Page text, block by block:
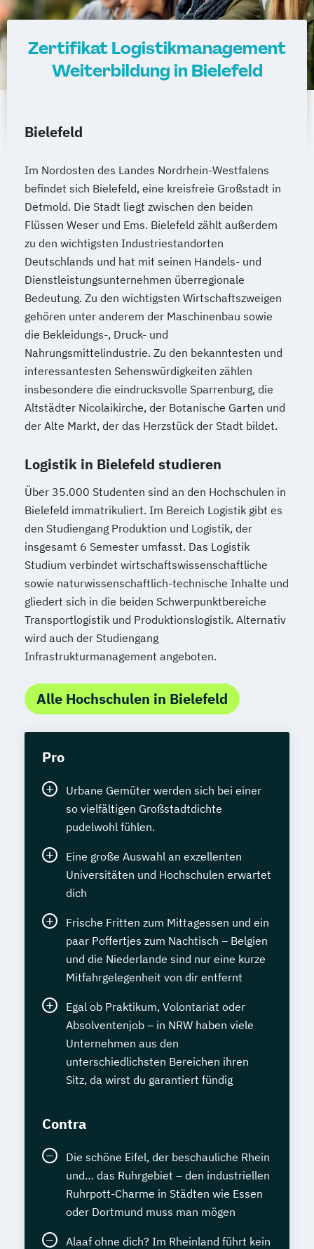
Zertifikat Logistikmanagement
Weiterbildung in Bielefeld
Bielefeld
Im Nordosten des Landes Nordrhein-Westfalens
befindet sich Bielefeld, eine kreisfreie Großstadt in
Detmold. Die Stadt liegt zwischen den beiden
Flüssen Weser und Ems. Bielefeld zählt außerdem
zu den wichtigsten Industriestandorten
Deutschlands und hat mit seinen Handels- und
Dienstleistungsunternehmen überregionale
Bedeutung. Zu den wichtigsten Wirtschaftszweigen
gehören unter anderem der Maschinenbau sowie
die Bekleidungs-, Druck- und
Nahrungsmittelindustrie. Zu den bekanntesten und
interessantesten Sehenswürdigkeiten zählen
insbesondere die eindrucksvolle Sparrenburg, die
Altstädter Nicolaikirche, der Botanische Garten und
der Alte Markt, der das Herzstück der Stadt bildet.
Logistik in Bielefeld studieren
Über 35.000 Studenten sind an den Hochschulen in
Bielefeld immatrikuliert. Im Bereich Logistik gibt es
den Studiengang Produktion und Logistik, der
insgesamt 6 Semester umfasst. Das Logistik
Studium verbindet wirtschaftswissenschaftliche
sowie naturwissenschaftlich-technische Inhalte und
gliedert sich in die beiden Schwerpunktbereiche
Transportlogistik und Produktionslogistik. Alternativ
wird auch der Studiengang
Infrastrukturmanagement angeboten.
Alle Hochschulen in Bielefeld
Pro
Urbane Gemüter werden sich bei einer
so vielfältigen Großstadtdichte
pudelwohl fühlen.
Eine große Auswahl an exzellenten
Universitäten und Hochschulen erwartet
dich
Frische Fritten zum Mittagessen und ein
paar Poffertjes zum Nachtisch – Belgien
und die Niederlande sind nur eine kurze
Mitfahrgelegenheit von dir entfernt
Egal ob Praktikum, Volontariat oder
Absolventenjob – in NRW haben viele
Unternehmen aus den
unterschiedlichsten Bereichen ihren
Sitz, da wirst du garantiert fündig
Contra
Die schöne Eifel, der beschauliche Rhein
und… das Ruhrgebiet – den industriellen
Ruhrpott-Charme in Städten wie Essen
oder Dortmund muss man mögen
Alaaf ohne dich? Im Rheinland führt kein